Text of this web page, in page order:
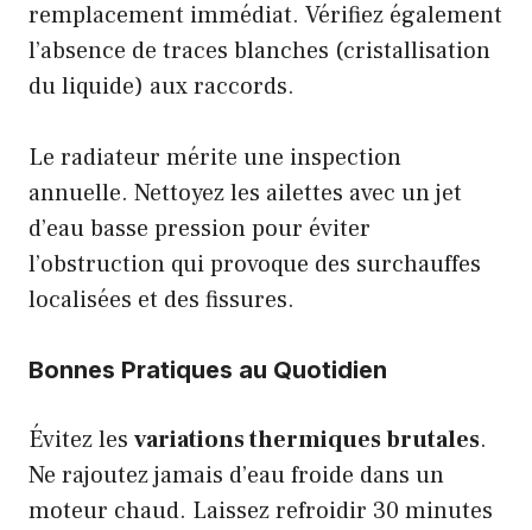
remplacement immédiat. Vérifiez également
l’absence de traces blanches (cristallisation
du liquide) aux raccords.
Le radiateur mérite une inspection
annuelle. Nettoyez les ailettes avec un jet
d’eau basse pression pour éviter
l’obstruction qui provoque des surchauffes
localisées et des fissures.
Bonnes Pratiques au Quotidien
Évitez les variations thermiques brutales.
Ne rajoutez jamais d’eau froide dans un
moteur chaud. Laissez refroidir 30 minutes